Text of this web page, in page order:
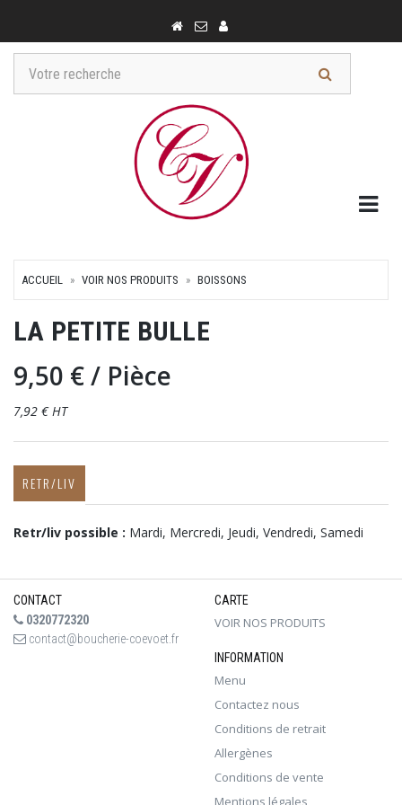
ACCUEIL VOIR NOS PRODUITS BOISSONS
LA PETITE BULLE
9,50 €/ Pièce
7,92 € HT
RETR/LIV
Retr/liv possible : Mardi, Mercredi, Jeudi, Vendredi, Samedi
CONTACT
0320772320
contact@boucherie-coevoet.fr
CARTE
VOIR NOS PRODUITS
INFORMATION
Menu
Contactez nous
Conditions de retrait
Allergènes
Conditions de vente
Mentions légales